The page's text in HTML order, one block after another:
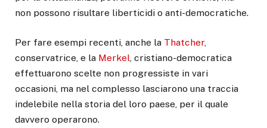
non possono risultare liberticidi o anti-democratiche.
Per fare esempi recenti, anche la Thatcher,
conservatrice, e la Merkel , cristiano-democratica
effettuarono scelte non progressiste in vari
occasioni, ma nel complesso lasciarono una traccia
indelebile nella storia del loro paese, per il quale
davvero operarono.